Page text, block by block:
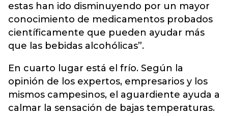
estas han ido disminuyendo por un mayor
conocimiento de medicamentos probados
científicamente que pueden ayudar más
que las bebidas alcohólicas”.
En cuarto lugar está el frío. Según la
opinión de los expertos, empresarios y los
mismos campesinos, el aguardiente ayuda a
calmar la sensación de bajas temperaturas.